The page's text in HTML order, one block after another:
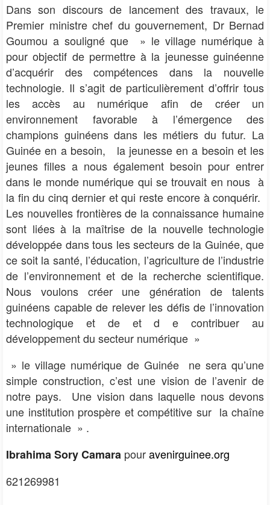
Dans son discours de lancement des travaux, le
Premier ministre chef du gouvernement, Dr Bernad
Goumou a souligné que » le village numérique à
pour objectif de permettre à la jeunesse guinéenne
d’acquérir des compétences dans la nouvelle
technologie. Il s’agit de particulièrement d’offrir tous
les accès au numérique afin de créer un
environnement favorable à l’émergence des
champions guinéens dans les métiers du futur. La
Guinée en a besoin, la jeunesse en a besoin et les
jeunes filles a nous également besoin pour entrer
dans le monde numérique qui se trouvait en nous à
la fin du cinq dernier et qui reste encore à conquérir.
Les nouvelles frontières de la connaissance humaine
sont liées à la maîtrise de la nouvelle technologie
développée dans tous les secteurs de la Guinée, que
ce soit la santé, l’éducation, l’agriculture de l’industrie
de l’environnement et de la recherche scientifique.
Nous voulons créer une génération de talents
guinéens capable de relever les défis de l’innovation
technologique et de et d e contribuer au
développement du secteur numérique »
» le village numérique de Guinée ne sera qu’une
simple construction, c’est une vision de l’avenir de
notre pays. Une vision dans laquelle nous devons
une institution prospère et compétitive sur la chaîne
internationale » .
Ibrahima Sory Camara pouravenirguinee.org
621269981